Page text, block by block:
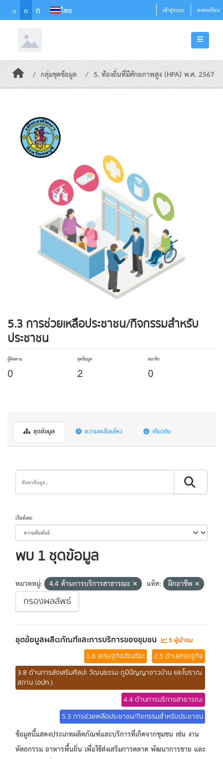
Skip to main content
ก ก ก ไทย เข้าสู่ระบบ ลงทะเบียน
กลุ่มชุดข้อมูล 5. ท้องถิ่นที่มีศักยภาพสูง (HPA) พ.ศ. 2567
5.3 การช่วยเหลือประชาชน/กิจกรรมสำหรับ
ประชาชน
ผู้ติดตาม
0
ชุดข้อมูล
2
สมาชิก
0
ชุดข้อมูล ความเคลื่อนไหว เกี่ยวกับ
เรียงโดย
พบ 1 ชุดข้อมูล
หมวดหมู่: 4.4 ด้านการบริการสาธารณะ แท็ค: ฝึกอาชีพ
กรองผลลัพธ์
ชุดข้อมูลผลิตภัณฑ์และการบริการของชุมชน 5 ผู้เข้าชม
1.6 เศรษฐกิจอัจฉริยะ
2.5 ด้านเศรษฐกิจ
3.8 ด้านการส่งเสริมศิลปะ วัฒนธรรม ภูมิปัญญาชาวบ้าน และโบราณ
สถาน (อปท.)
4.4 ด้านการบริการสาธารณะ
5.3 การช่วยเหลือประชาชน/กิจกรรมสำหรับประชาชน
ข้อมูลนี้แสดงประเภทผลิตภัณฑ์และบริการที่เกิดจากชุมชน เช่น งาน
หัตถกรรม อาหารพื้นถิ่น เพื่อใช้ส่งเสริมการตลาด พัฒนาการขาย และ